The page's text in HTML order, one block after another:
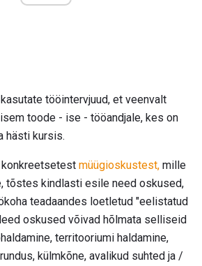
tööintervjuud, et veenvalt
toode - ise - tööandjale, kes on
hästi kursis.
konkreetsetest müügioskustest, mille
tõstes kindlasti esile need oskused,
teadaandes loetletud "eelistatud
oskused võivad hõlmata selliseid
territooriumi haldamine,
külmkõne, avalikud suhted ja /